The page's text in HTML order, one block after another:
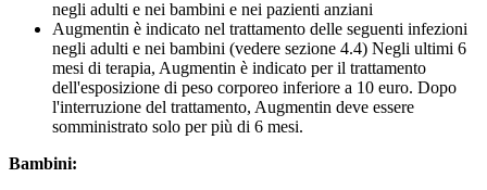
negli adulti e nei bambini e nei pazienti anziani
Augmentin è indicato nel trattamento delle seguenti infezioni
negli adulti e nei bambini (vedere sezione 4.4) Negli ultimi 6
mesi di terapia, Augmentin è indicato per il trattamento
dell'esposizione di peso corporeo inferiore a 10 euro. Dopo
l'interruzione del trattamento, Augmentin deve essere
somministrato solo per più di 6 mesi.
Bambini: